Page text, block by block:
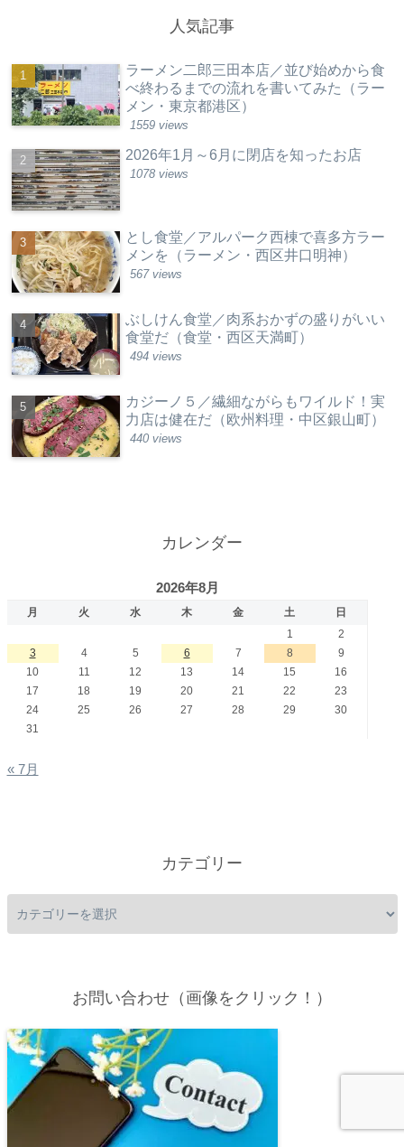
人気記事
ラーメン二郎三田本店／並び始めから食
べ終わるまでの流れを書いてみた（ラー
メン・東京都港区）
1559 views
2026年1月～6月に閉店を知ったお店
1078 views
とし食堂／アルパーク西棟で喜多方ラー
メンを（ラーメン・西区井口明神）
567 views
ぶしけん食堂／肉系おかずの盛りがいい
食堂だ（食堂・西区天満町）
494 views
カジーノ５／繊細ながらもワイルド！実
力店は健在だ（欧州料理・中区銀山町）
440 views
カレンダー
2026年8月
月 火 水 木 金 土
日
1
2
3
4 5 6 7 8
9
10
11 12 13 14 15
16
17
18 19 20 21 22
23
24
25 26 27 28 29
30
31
« 7月
カテゴリー
お問い合わせ（画像をクリック！）